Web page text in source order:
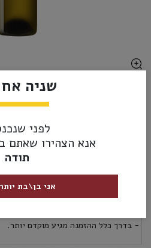
מק”ט:7290006873699
- בדרך כלל ההזמנה מגיע מוקדם יותר.
שניה
לפני
אנא הצהירו שאתם
תודה
אני בן\בת יותר